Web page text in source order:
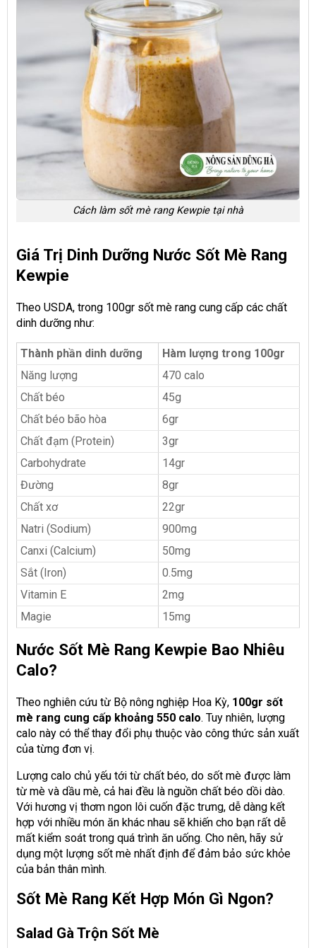
Cách làm sốt mè rang Kewpie tại nhà
Giá Trị Dinh Dưỡng Nước Sốt Mè Rang
Kewpie
Theo USDA, trong 100gr sốt mè rang cung cấp các chất
dinh dưỡng như:
Thành phần dinh dưỡng
Hàm lượng trong 100gr
Năng lượng
470 calo
Chất béo
45g
Chất béo bão hòa
6gr
Chất đạm (Protein)
3gr
Carbohydrate
14gr
Đường
8gr
Chất xơ
22gr
Natri (Sodium)
900mg
Canxi (Calcium)
50mg
Sắt (Iron)
0.5mg
Vitamin E
2mg
Magie
15mg
Nước Sốt Mè Rang Kewpie Bao Nhiêu
Calo?
Theo nghiên cứu từ Bộ nông nghiệp Hoa Kỳ, 100gr sốt
mè rang cung cấp khoảng 550 calo. Tuy nhiên, lượng
calo này có thể thay đổi phụ thuộc vào công thức sản xuất
của từng đơn vị.
Lượng calo chủ yếu tới từ chất béo, do sốt mè được làm
từ mè và dầu mè, cả hai đều là nguồn chất béo dồi dào.
Với hương vị thơm ngon lôi cuốn đặc trưng, dễ dàng kết
hợp với nhiều món ăn khác nhau sẽ khiến cho bạn rất dễ
mất kiểm soát trong quá trình ăn uống. Cho nên, hãy sử
dụng một lượng sốt mè nhất định để đảm bảo sức khỏe
của bản thân mình.
Sốt Mè Rang Kết Hợp Món Gì Ngon?
Salad Gà Trộn Sốt Mè